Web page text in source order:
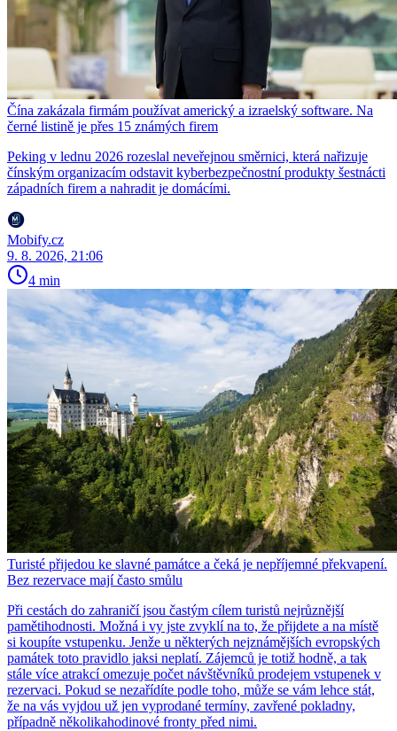
Čína zakázala firmám používat americký a izraelský software. Na
černé listině je přes 15 známých firem
Peking v lednu 2026 rozeslal neveřejnou směrnici, která nařizuje
čínským organizacím odstavit kyberbezpečnostní produkty šestnácti
západních firem a nahradit je domácími.
Mobify.cz
9. 8. 2026, 21:06
4 min
Turisté přijedou ke slavné památce a čeká je nepříjemné překvapení.
Bez rezervace mají často smůlu
Při cestách do zahraničí jsou častým cílem turistů nejrůznější
pamětihodnosti. Možná i vy jste zvyklí na to, že přijdete a na místě
si koupíte vstupenku. Jenže u některých nejznámějších evropských
památek toto pravidlo jaksi neplatí. Zájemců je totiž hodně, a tak
stále více atrakcí omezuje počet návštěvníků prodejem vstupenek v
rezervaci. Pokud se nezařídíte podle toho, může se vám lehce stát,
že na vás vyjdou už jen vyprodané termíny, zavřené pokladny,
případně několikahodinové fronty před nimi.